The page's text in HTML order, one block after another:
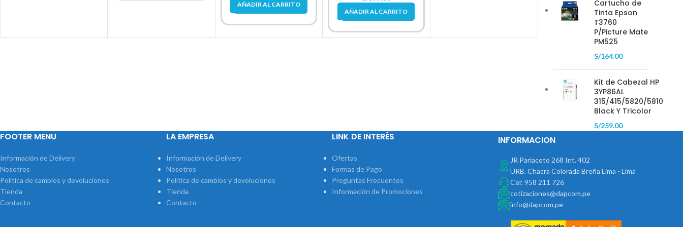
AÑADIR AL CARRITO
AÑADIR AL CARRITO
Cartucho de
Tinta Epson
T3760
P/Picture Mate
PM525
S/164.00
Kit de Cabezal HP
3YP86AL
315/415/5820/5810
Black Y Tricolor
S/259.00
FOOTER MENU
Información de Delivery
Nosotros
Política de cambios y devoluciones
Tienda
Contacto
LA EMPRESA
Información de Delivery
Nosotros
Política de cambios y devoluciones
Tienda
Contacto
LINK DE INTERÉS
Ofertas
Formas de Pago
Preguntas Frecuentes
Información de Promociones
INFORMACION
JR Pariacoto 268 Int. 402
URB. Chacra Colorada Breña Lima - Lima
Cel: 958 211 726
cotizaciones@dapcom.pe
info@dapcom.pe